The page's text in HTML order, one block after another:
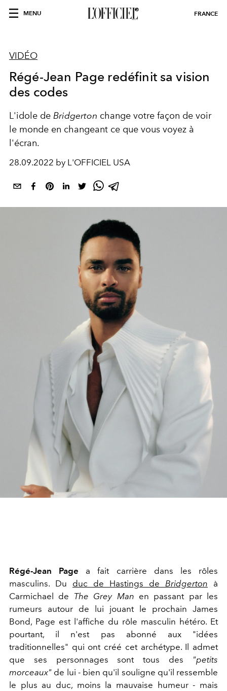
MENU FRANCE
VIDÉO
Régé-Jean Page redéfinit sa vision
des codes
L'idole de Bridgerton change votre façon de voir
le monde en changeant ce que vous voyez à
l'écran.
28.09.2022 by L'OFFICIEL USA
Régé-Jean Page a fait carrière dans les rôles
masculins. Du duc de Hastings de Bridgerton à
Carmichael de The Grey Man en passant par les
rumeurs autour de lui jouant le prochain James
Bond, Page est l'affiche du rôle masculin hétéro. Et
pourtant, il n'est pas abonné aux "idées
traditionnelles" qui ont créé cet archétype. Il admet
que ses personnages sont tous des "petits
morceaux" de lui - bien qu'il souligne qu'il ressemble
le plus au duc, moins la mauvaise humeur - mais